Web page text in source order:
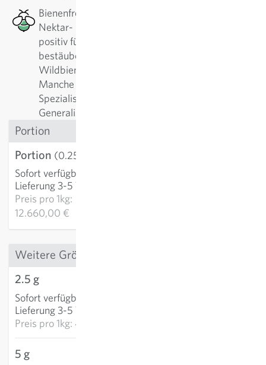
Bienenfreundlich: Diese Pflanze hat ein gutes
Nektar- bzw. Pollenangebot, welches besonders
positiv für Bienen, Wildbienen oder andere
bestäubende Insekten ist. Es gibt alleine bei
Wildbienen über 500 verschiedene Arten.
Manche Pflanzen werden am liebsten von
Spezialisten angeflogen, manche am liebsten von
Generalisten.
Portion
Portion (0.25 g)
Sofort verfügbar
Lieferung 3-5 Tage
Preis pro1kg:
12.660,00 €
Weitere Grössen
2.5 g
Sofort verfügbar
Lieferung 3-5 Tage
Preis pro1kg: 4.663,10 €
5 g